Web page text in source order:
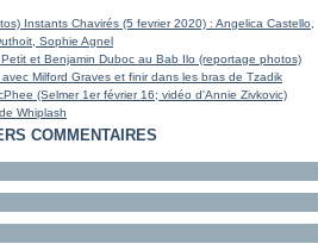
Instants Chavirés (5 fevrier 2020) : Angelica Castello,
Sophie Agnel
et Benjamin Duboc au Bab Ilo (reportage photos)
avec Milford Graves et finir dans les bras de Tzadik
(Selmer 1er février 16; vidéo d'Annie Zivkovic)
Whiplash
COMMENTAIRES